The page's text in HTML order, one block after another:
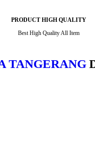
PRODUCT HIGH QUALITY
Best High Quality All Item
TANGERANG